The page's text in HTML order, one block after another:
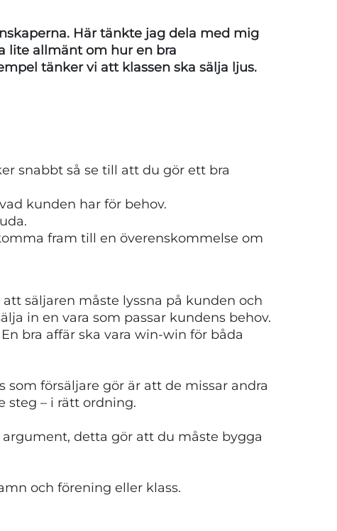
Här tänkte jag dela med mig
lite allmänt om hur en bra
tänker vi att klassen ska sälja ljus.
snabbt så se till att du gör ett bra
kunden har för behov.
fram till en överenskommelse om
säljaren måste lyssna på kunden och
in en vara som passar kundens behov.
bra affär ska vara win-win för båda
försäljare gör är att de missar andra
steg – i rätt ordning.
detta gör att du måste bygga
och förening eller klass.